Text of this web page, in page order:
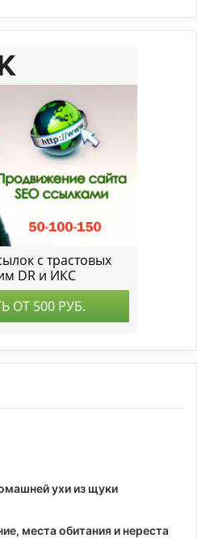
ухи из щуки
места обитания и нереста